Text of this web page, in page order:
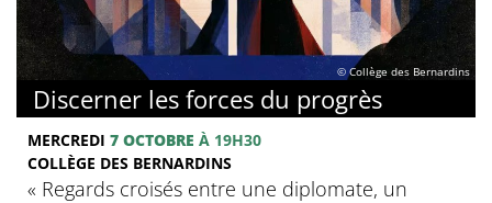
© Collège des Bernardins
Discerner les forces du progrès
MERCREDI 7 OCTOBRE À 19H30
COLLÈGE DES BERNARDINS
‍« Regards croisés entre une diplomate, un